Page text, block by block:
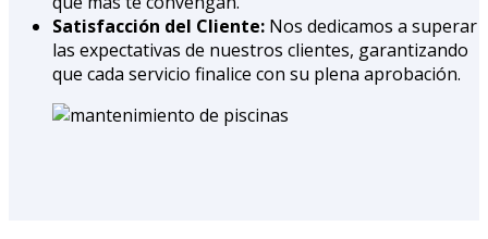
Satisfacción del Cliente: Nos dedicamos a superar
las expectativas de nuestros clientes, garantizando
que cada servicio finalice con su plena aprobación.